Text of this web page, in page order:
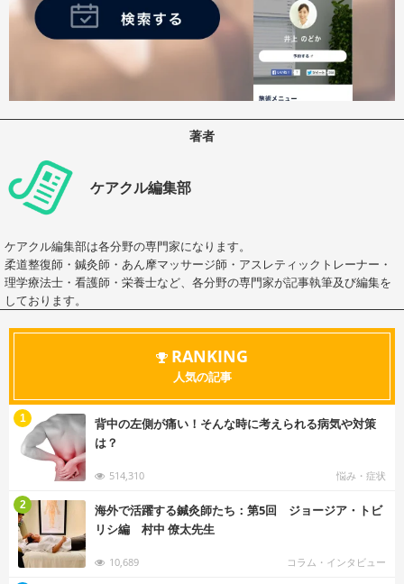
著者
ケアクル編集部
ケアクル編集部は各分野の専門家になります。
柔道整復師・鍼灸師・あん摩マッサージ師・アスレティックトレーナー・
理学療法士・看護師・栄養士など、各分野の専門家が記事執筆及び編集を
しております。
RANKING
人気の記事
背中の左側が痛い！そんな時に考えられる病気や対策
は？
514,310 悩み・症状
1
海外で活躍する鍼灸師たち：第5回 ジョージア・トビ
リシ編 村中 僚太先生
10,689 コラム・インタビュー
2